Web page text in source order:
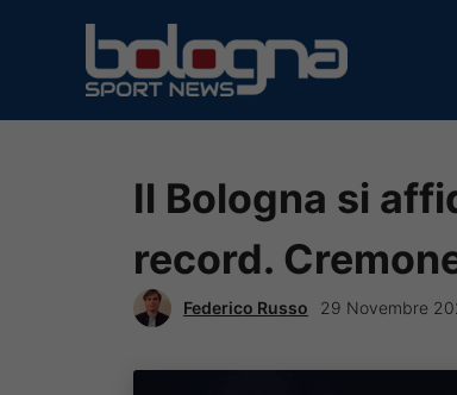
contenuto
Il Bologna si
record.
Federico Russo 29 Novembre